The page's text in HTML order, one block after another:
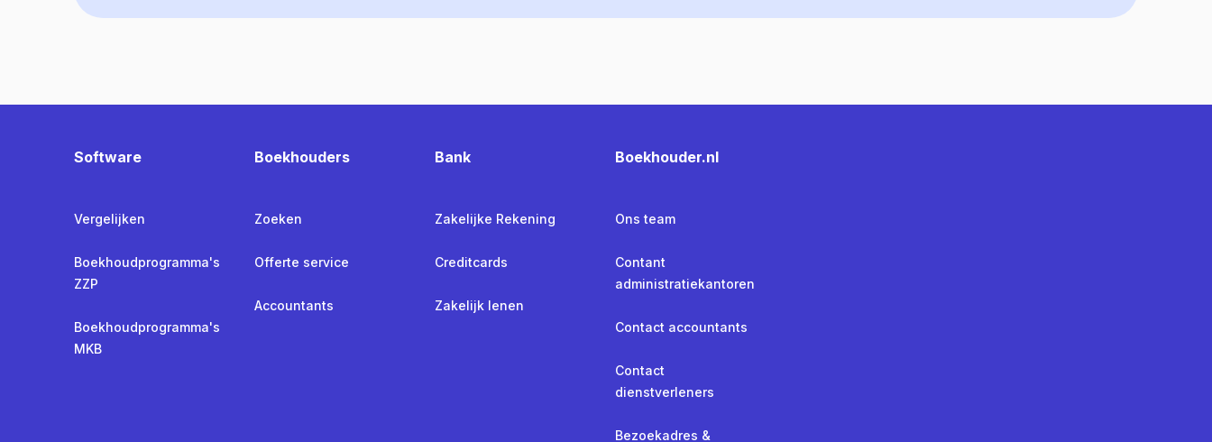
Software
Vergelijken
Boekhoudprogramma's
ZZP
Boekhoudprogramma's
MKB
Boekhouders
Zoeken
Offerte service
Accountants
Bank
Zakelijke Rekening
Creditcards
Zakelijk lenen
Boekhouder.nl
Ons team
Contant
administratiekantoren
Contact accountants
Contact
dienstverleners
Bezoekadres &